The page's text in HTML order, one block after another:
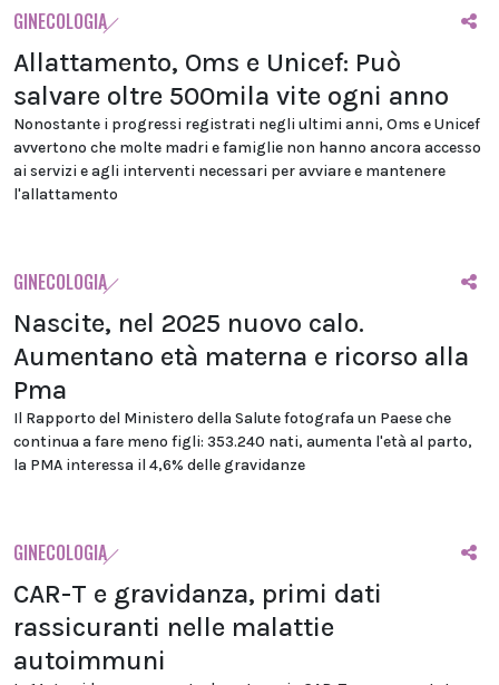
GINECOLOGIA
Allattamento, Oms e Unicef: Può
salvare oltre 500mila vite ogni anno
Nonostante i progressi registrati negli ultimi anni, Oms e Unicef
avvertono che molte madri e famiglie non hanno ancora accesso
ai servizi e agli interventi necessari per avviare e mantenere
l'allattamento
GINECOLOGIA
Nascite, nel 2025 nuovo calo.
Aumentano età materna e ricorso alla
Pma
Il Rapporto del Ministero della Salute fotografa un Paese che
continua a fare meno figli: 353.240 nati, aumenta l'età al parto,
la PMA interessa il 4,6% delle gravidanze
GINECOLOGIA
CAR-T e gravidanza, primi dati
rassicuranti nelle malattie
autoimmuni